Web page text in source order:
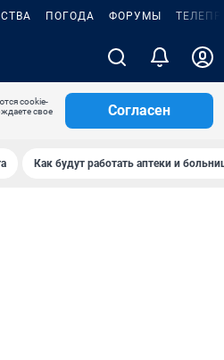
ПОГОДА ФОРУМЫ
cookie-
свое
Согласен
Как будут работать аптеки и